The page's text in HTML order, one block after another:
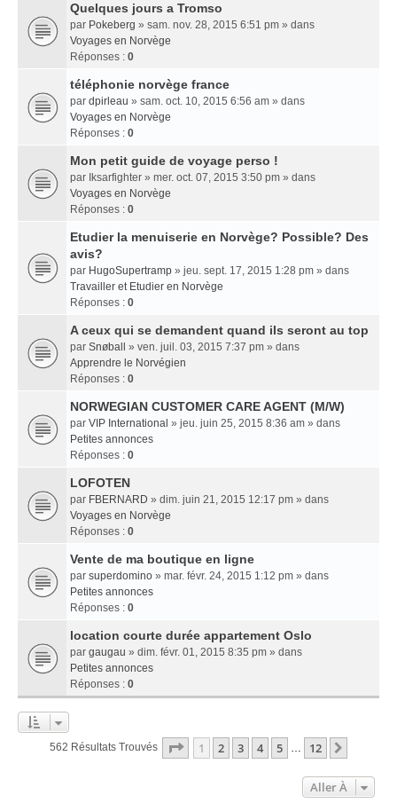
Quelques jours a Tromso
par Pokeberg » sam. nov. 28, 2015 6:51 pm » dans
Voyages en Norvège
Réponses : 0
téléphonie norvège france
par dpirleau » sam. oct. 10, 2015 6:56 am » dans
Voyages en Norvège
Réponses : 0
Mon petit guide de voyage perso !
par Iksarfighter » mer. oct. 07, 2015 3:50 pm » dans
Voyages en Norvège
Réponses : 0
Etudier la menuiserie en Norvège? Possible? Des
avis?
par HugoSupertramp » jeu. sept. 17, 2015 1:28 pm » dans
Travailler et Etudier en Norvège
Réponses : 0
A ceux qui se demandent quand ils seront au top
par Snøball
» ven. juil. 03, 2015 7:37 pm » dans
Apprendre le Norvégien
Réponses : 0
NORWEGIAN CUSTOMER CARE AGENT (M/W)
par VIP International » jeu. juin 25, 2015 8:36 am » dans
Petites annonces
Réponses : 0
LOFOTEN
par FBERNARD » dim. juin 21, 2015 12:17 pm » dans
Voyages en Norvège
Réponses : 0
Vente de ma boutique en ligne
par superdomino » mar. févr. 24, 2015 1:12 pm » dans
Petites annonces
Réponses : 0
location courte durée appartement Oslo
par gaugau » dim. févr. 01, 2015 8:35 pm » dans
Petites annonces
Réponses : 0
562 Résultats Trouvés Page 1Sur
1 2 3 4 5 … 12
Aller À